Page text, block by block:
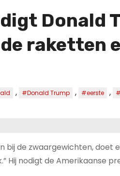
Donald
raketten
, #Donald Trump , #eerste ,
bij de zwaargewichten, doet
Hij nodigt de Amerikaanse